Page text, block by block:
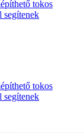
tokos
segítenek
tokos
segítenek